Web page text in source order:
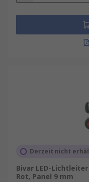
Derzeit nicht
Bivar LED-
Rot, Panel 9 mm